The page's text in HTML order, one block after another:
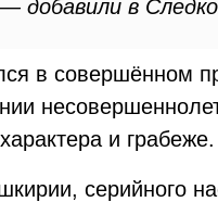
добавили в
в совершённом
и грабеже.
серийного